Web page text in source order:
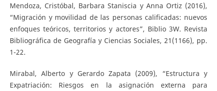
Mendoza, Cristóbal, Barbara Staniscia y Anna Ortiz (2016),
“Migración y movilidad de las personas calificadas: nuevos
enfoques teóricos, territorios y actores”, Biblio 3W. Revista
Bibliográfica de Geografía y Ciencias Sociales, 21(1166), pp.
1-22.
Mirabal, Alberto y Gerardo Zapata (2009), “Estructura y
Expatriación: Riesgos en la asignación externa para